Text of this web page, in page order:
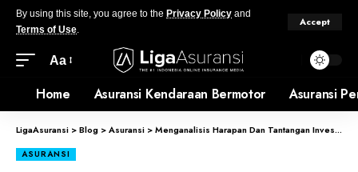
By using this site, you agree to the Privacy Policy and
Terms of Use.
Accept
Aa
Home Asuransi Kendaraan Bermotor Asuransi
LigaAsuransi >Blog >Asuransi >Menganalisis Harapan Dan Tantangan Investor Terkait Peningkatan Modal Asuransi
ASURANSI